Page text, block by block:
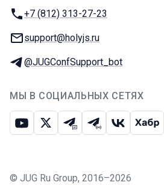
Телефон:
+7 (812) 313-27-23
E-mail:
support@holyjs.ru
Телеграм:
@JUGConfSupport_bot
МЫ В СОЦИАЛЬНЫХ СЕТЯХ
ЮтубИкс Телеграм-чат
Телеграм-канал
ВКонтакте
Хабр
© JUG Ru Group, 2016–2026